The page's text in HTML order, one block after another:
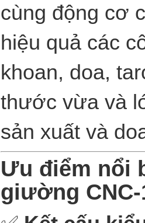
cùng động cơ
hiệu quả các
khoan, doa,
thước vừa và
sản xuất và
Ưu điểm nổi
giường CNC-